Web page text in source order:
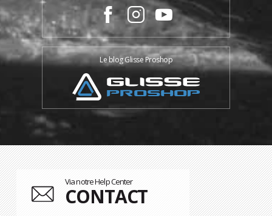
Le blog Glisse Proshop
Via notre Help Center
CONTACT